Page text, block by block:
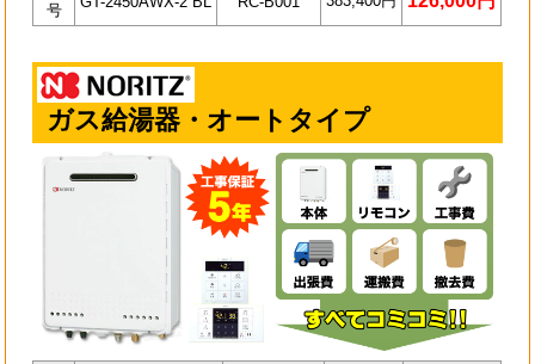
号
ガス給湯器・オートタイプ